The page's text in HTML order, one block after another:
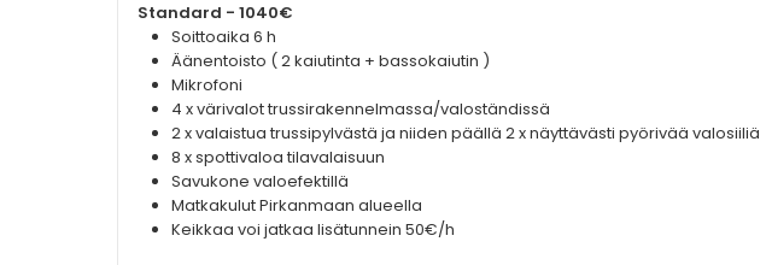
Standard - 1040€
Soittoaika 6 h
Äänentoisto ( 2 kaiutinta + bassokaiutin )
Mikrofoni
4 x värivalot trussirakennelmassa/valoständissä
2 x valaistua trussipylvästä ja niiden päällä 2 x näyttävästi pyörivää valosiiliä
8 x spottivaloa tilavalaisuun
Savukone valoefektillä
Matkakulut Pirkanmaan alueella
Keikkaa voi jatkaa lisätunnein 50€/h